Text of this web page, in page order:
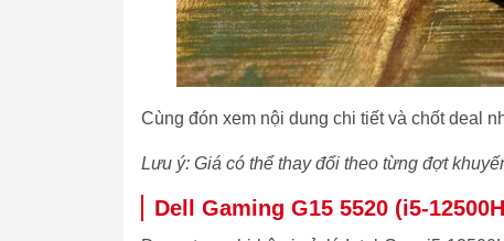
Cùng đón xem nội dung chi tiết và chốt deal
Lưu ý: Giá có thể thay đổi theo từng đợt
Dell Gaming G15 5520 (i5-